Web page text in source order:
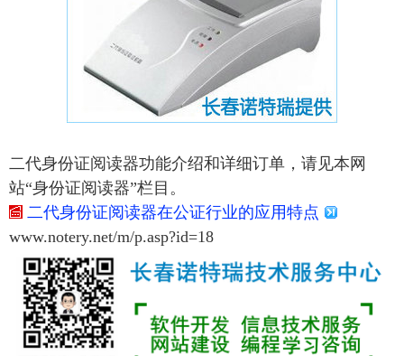
二代身份证阅读器功能介绍和详细订单，请见本网
站“身份证阅读器”栏目。
二代身份证阅读器在公证行业的应用特点
www.notery.net/m/p.asp?id=18